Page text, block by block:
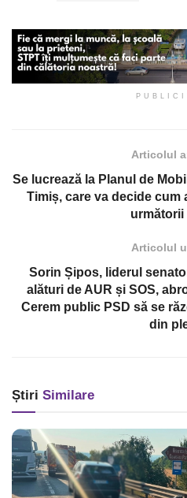
Articolul
Se lucrează la Planul de
Timiș, care va decide
următorii
Articolul
Sorin Șipos, liderul
alături de AUR și SOS,
Cerem public PSD să se
din
Știri Similare